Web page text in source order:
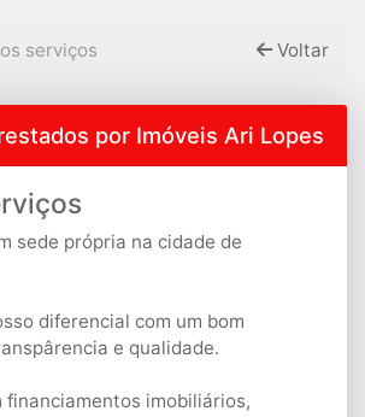
serviços Voltar
por Imóveis Ari Lopes
sede própria na cidade de
diferencial com um bom
e qualidade.
financiamentos imobiliários,